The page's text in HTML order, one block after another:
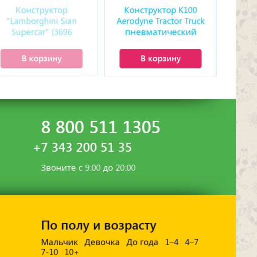
Конструктор
"Lambоrghini Siаn
Suреrсar" (3696
В корзину
Конструктор K100
Aerodyne Tractor Truck
пневматический
В корзину
8 800 511 1305
+7 343 200 51 35
Звоните с 9:00 до 20:00
По полу и возрасту
Мальчик Девочка До года 1–4
4–7
7-10
10+